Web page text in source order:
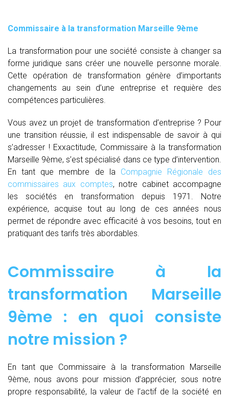
Commissaire à la transformation Marseille 9ème
La transformation pour une société consiste à changer sa
forme juridique sans créer une nouvelle personne morale.
Cette opération de transformation génère d’importants
changements au sein d’une entreprise et requière des
compétences particulières.
Vous avez un projet de transformation d’entreprise ? Pour
une transition réussie, il est indispensable de savoir à qui
s’adresser ! Exxactitude, Commissaire à la transformation
Marseille 9ème, s’est spécialisé dans ce type d’intervention.
En tant que membre de la Compagnie Régionale des
commissaires aux comptes, notre cabinet accompagne
les sociétés en transformation depuis 1971. Notre
expérience, acquise tout au long de ces années nous
permet de répondre avec efficacité à vos besoins, tout en
pratiquant des tarifs très abordables.
Commissaire à la
transformation Marseille
9ème : en quoi consiste
notre mission ?
En tant que Commissaire à la transformation Marseille
9ème, nous avons pour mission d’apprécier, sous notre
propre responsabilité, la valeur de l’actif de la société en